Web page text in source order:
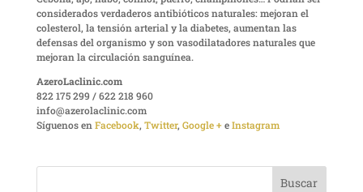
considerados verdaderos antibióticos naturales: mejoran el
colesterol, la tensión arterial y la diabetes, aumentan las
defensas del organismo y son vasodilatadores naturales que
mejoran la circulación sanguínea.
AzeroLaclinic.com
822 175 299 / 622 218 960
info@azerolaclinic.com
Síguenos enFacebook, Twitter, Google +eInstagram